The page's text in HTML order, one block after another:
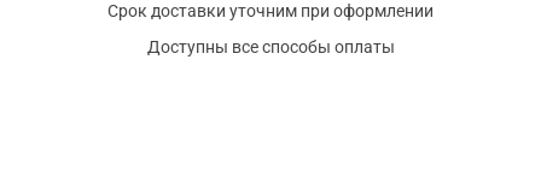
Срок доставки уточним при оформлении
Доступны все способы оплаты